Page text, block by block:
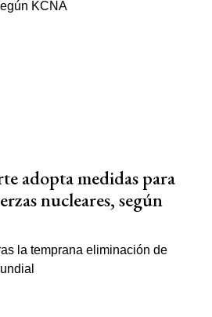
adopta medidas para
nucleares, según